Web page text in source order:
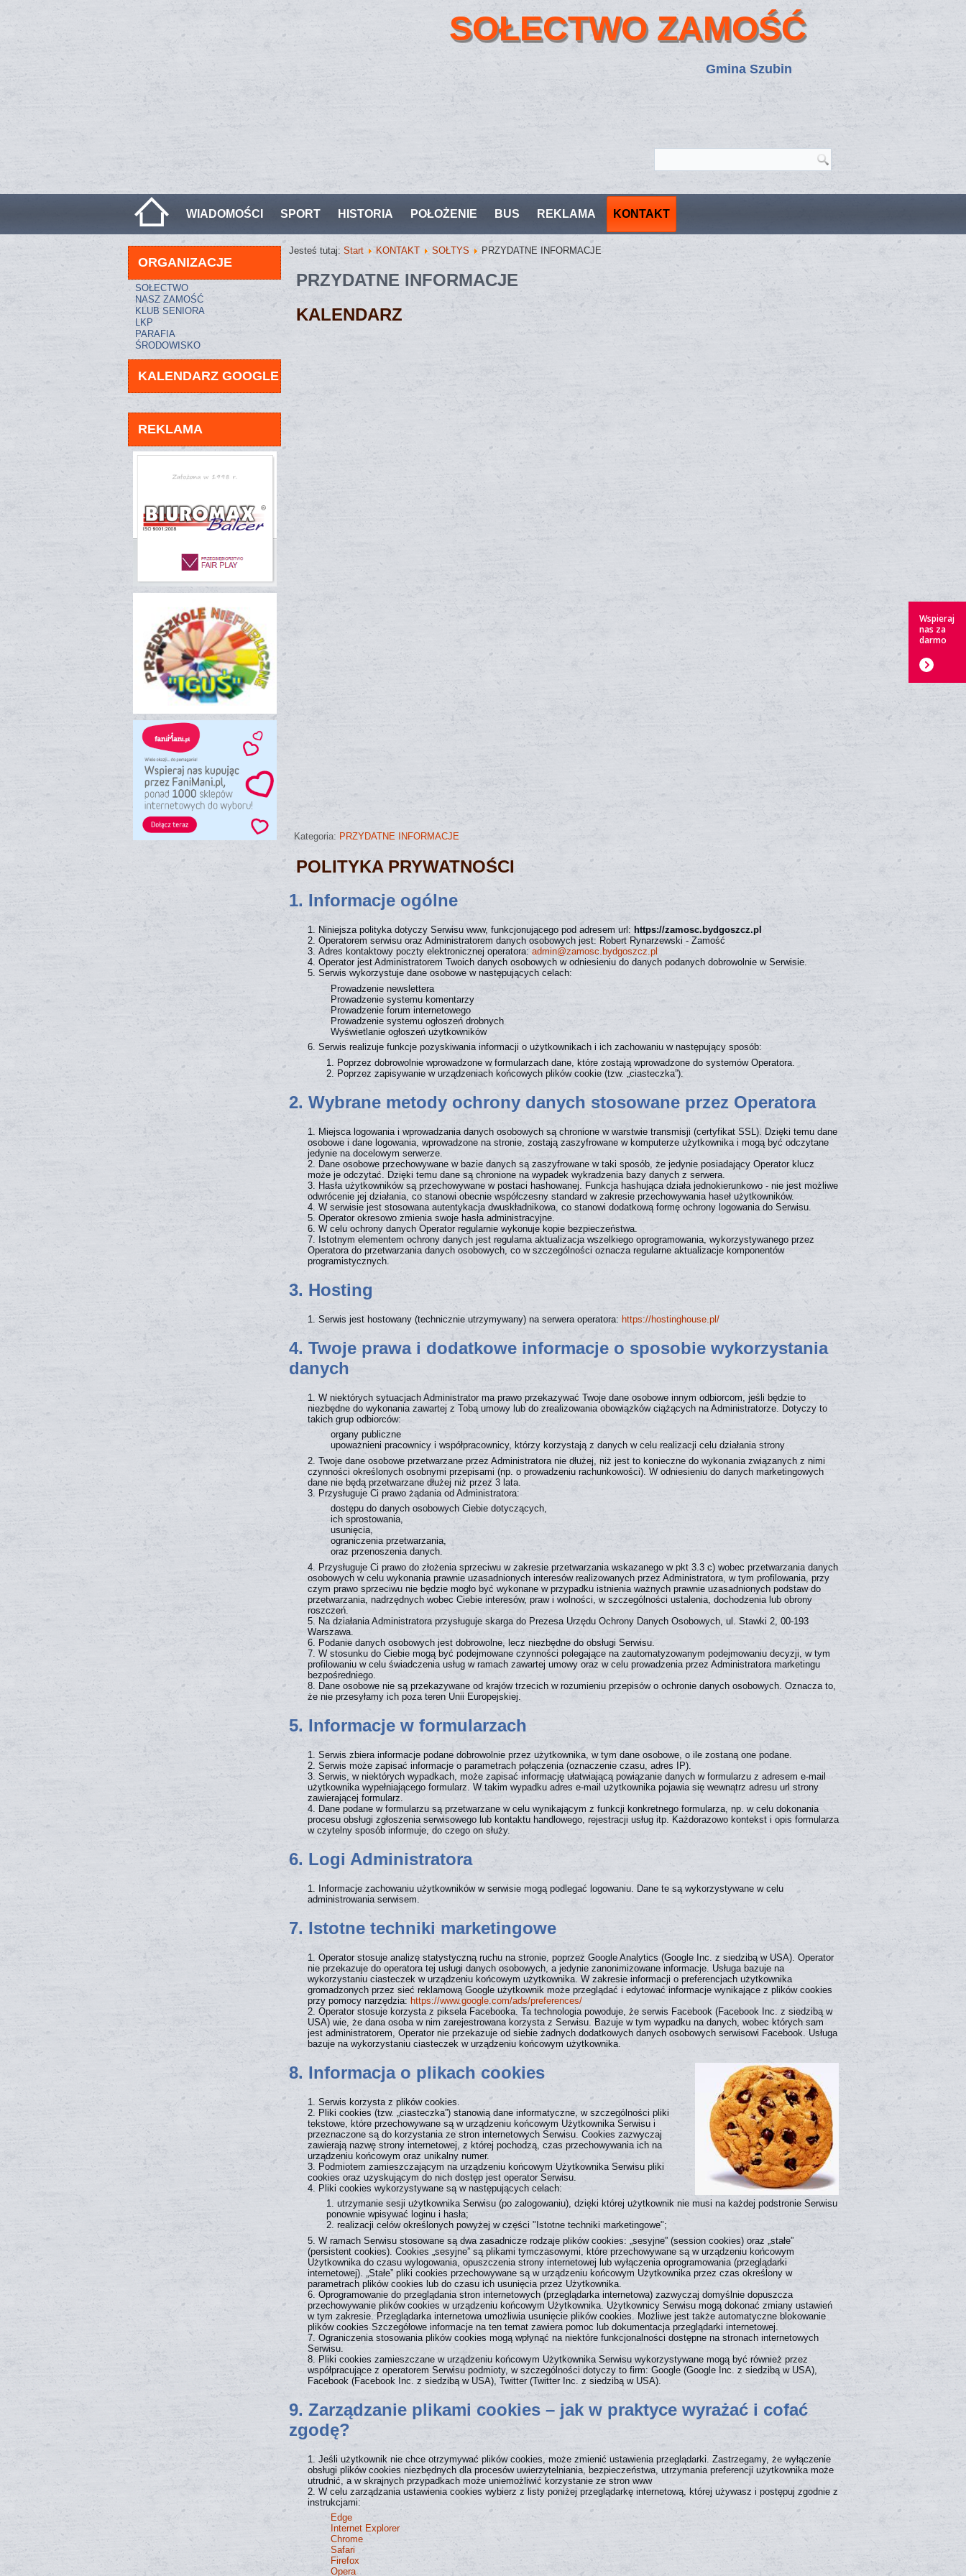
SOŁECTWO ZAMOŚĆ
Gmina Szubin
WIADOMOŚCI SPORT HISTORIA POŁOŻENIE BUS REKLAMA KONTAKT
ORGANIZACJE
SOŁECTWO
NASZ ZAMOŚĆ
KLUB SENIORA
LKP
PARAFIA
ŚRODOWISKO
KALENDARZ GOOGLE
REKLAMA
Jesteś tutaj: Start KONTAKT SOŁTYS PRZYDATNE INFORMACJE
PRZYDATNE INFORMACJE
KALENDARZ
Kategoria: PRZYDATNE INFORMACJE
POLITYKA PRYWATNOŚCI
1. Informacje ogólne
Niniejsza polityka dotyczy Serwisu www, funkcjonującego pod adresem url: https://zamosc.bydgoszcz.pl
Operatorem serwisu oraz Administratorem danych osobowych jest: Robert Rynarzewski - Zamość
Adres kontaktowy poczty elektronicznej operatora: admin@zamosc.bydgoszcz.pl
Operator jest Administratorem Twoich danych osobowych w odniesieniu do danych podanych dobrowolnie w Serwisie.
Serwis wykorzystuje dane osobowe w następujących celach:
Prowadzenie newslettera
Prowadzenie systemu komentarzy
Prowadzenie forum internetowego
Prowadzenie systemu ogłoszeń drobnych
Wyświetlanie ogłoszeń użytkowników
Serwis realizuje funkcje pozyskiwania informacji o użytkownikach i ich zachowaniu w następujący sposób:
Poprzez dobrowolnie wprowadzone w formularzach dane, które zostają wprowadzone do systemów Operatora.
Poprzez zapisywanie w urządzeniach końcowych plików cookie (tzw. „ciasteczka”).
2. Wybrane metody ochrony danych stosowane przez Operatora
Miejsca logowania i wprowadzania danych osobowych są chronione w warstwie transmisji (certyfikat SSL). Dzięki temu dane
osobowe i dane logowania, wprowadzone na stronie, zostają zaszyfrowane w komputerze użytkownika i mogą być odczytane
jedynie na docelowym serwerze.
Dane osobowe przechowywane w bazie danych są zaszyfrowane w taki sposób, że jedynie posiadający Operator klucz
może je odczytać. Dzięki temu dane są chronione na wypadek wykradzenia bazy danych z serwera.
Hasła użytkowników są przechowywane w postaci hashowanej. Funkcja hashująca działa jednokierunkowo - nie jest możliwe
odwrócenie jej działania, co stanowi obecnie współczesny standard w zakresie przechowywania haseł użytkowników.
W serwisie jest stosowana autentykacja dwuskładnikowa, co stanowi dodatkową formę ochrony logowania do Serwisu.
Operator okresowo zmienia swoje hasła administracyjne.
W celu ochrony danych Operator regularnie wykonuje kopie bezpieczeństwa.
Istotnym elementem ochrony danych jest regularna aktualizacja wszelkiego oprogramowania, wykorzystywanego przez
Operatora do przetwarzania danych osobowych, co w szczególności oznacza regularne aktualizacje komponentów
programistycznych.
3. Hosting
Serwis jest hostowany (technicznie utrzymywany) na serwera operatora: https://hostinghouse.pl/
4. Twoje prawa i dodatkowe informacje o sposobie wykorzystania
danych
W niektórych sytuacjach Administrator ma prawo przekazywać Twoje dane osobowe innym odbiorcom, jeśli będzie to
niezbędne do wykonania zawartej z Tobą umowy lub do zrealizowania obowiązków ciążących na Administratorze. Dotyczy to
takich grup odbiorców:
organy publiczne
upoważnieni pracownicy i współpracownicy, którzy korzystają z danych w celu realizacji celu działania strony
Twoje dane osobowe przetwarzane przez Administratora nie dłużej, niż jest to konieczne do wykonania związanych z nimi
czynności określonych osobnymi przepisami (np. o prowadzeniu rachunkowości). W odniesieniu do danych marketingowych
dane nie będą przetwarzane dłużej niż przez 3 lata.
Przysługuje Ci prawo żądania od Administratora:
dostępu do danych osobowych Ciebie dotyczących,
ich sprostowania,
usunięcia,
ograniczenia przetwarzania,
oraz przenoszenia danych.
Przysługuje Ci prawo do złożenia sprzeciwu w zakresie przetwarzania wskazanego w pkt 3.3 c) wobec przetwarzania danych
osobowych w celu wykonania prawnie uzasadnionych interesów realizowanych przez Administratora, w tym profilowania, przy
czym prawo sprzeciwu nie będzie mogło być wykonane w przypadku istnienia ważnych prawnie uzasadnionych podstaw do
przetwarzania, nadrzędnych wobec Ciebie interesów, praw i wolności, w szczególności ustalenia, dochodzenia lub obrony
roszczeń.
Na działania Administratora przysługuje skarga do Prezesa Urzędu Ochrony Danych Osobowych, ul. Stawki 2, 00-193
Warszawa.
Podanie danych osobowych jest dobrowolne, lecz niezbędne do obsługi Serwisu.
W stosunku do Ciebie mogą być podejmowane czynności polegające na zautomatyzowanym podejmowaniu decyzji, w tym
profilowaniu w celu świadczenia usług w ramach zawartej umowy oraz w celu prowadzenia przez Administratora marketingu
bezpośredniego.
Dane osobowe nie są przekazywane od krajów trzecich w rozumieniu przepisów o ochronie danych osobowych. Oznacza to,
że nie przesyłamy ich poza teren Unii Europejskiej.
5. Informacje w formularzach
Serwis zbiera informacje podane dobrowolnie przez użytkownika, w tym dane osobowe, o ile zostaną one podane.
Serwis może zapisać informacje o parametrach połączenia (oznaczenie czasu, adres IP).
Serwis, w niektórych wypadkach, może zapisać informację ułatwiającą powiązanie danych w formularzu z adresem e-mail
użytkownika wypełniającego formularz. W takim wypadku adres e-mail użytkownika pojawia się wewnątrz adresu url strony
zawierającej formularz.
Dane podane w formularzu są przetwarzane w celu wynikającym z funkcji konkretnego formularza, np. w celu dokonania
procesu obsługi zgłoszenia serwisowego lub kontaktu handlowego, rejestracji usług itp. Każdorazowo kontekst i opis formularza
w czytelny sposób informuje, do czego on służy.
6. Logi Administratora
Informacje zachowaniu użytkowników w serwisie mogą podlegać logowaniu. Dane te są wykorzystywane w celu
administrowania serwisem.
7. Istotne techniki marketingowe
Operator stosuje analizę statystyczną ruchu na stronie, poprzez Google Analytics (Google Inc. z siedzibą w USA). Operator
nie przekazuje do operatora tej usługi danych osobowych, a jedynie zanonimizowane informacje. Usługa bazuje na
wykorzystaniu ciasteczek w urządzeniu końcowym użytkownika. W zakresie informacji o preferencjach użytkownika
gromadzonych przez sieć reklamową Google użytkownik może przeglądać i edytować informacje wynikające z plików cookies
przy pomocy narzędzia: https://www.google.com/ads/preferences/
Operator stosuje korzysta z piksela Facebooka. Ta technologia powoduje, że serwis Facebook (Facebook Inc. z siedzibą w
USA) wie, że dana osoba w nim zarejestrowana korzysta z Serwisu. Bazuje w tym wypadku na danych, wobec których sam
jest administratorem, Operator nie przekazuje od siebie żadnych dodatkowych danych osobowych serwisowi Facebook. Usługa
bazuje na wykorzystaniu ciasteczek w urządzeniu końcowym użytkownika.
8. Informacja o plikach cookies
Serwis korzysta z plików cookies.
Pliki cookies (tzw. „ciasteczka”) stanowią dane informatyczne, w szczególności pliki
tekstowe, które przechowywane są w urządzeniu końcowym Użytkownika Serwisu i
przeznaczone są do korzystania ze stron internetowych Serwisu. Cookies zazwyczaj
zawierają nazwę strony internetowej, z której pochodzą, czas przechowywania ich na
urządzeniu końcowym oraz unikalny numer.
Podmiotem zamieszczającym na urządzeniu końcowym Użytkownika Serwisu pliki
cookies oraz uzyskującym do nich dostęp jest operator Serwisu.
Pliki cookies wykorzystywane są w następujących celach:
utrzymanie sesji użytkownika Serwisu (po zalogowaniu), dzięki której użytkownik nie musi na każdej podstronie Serwisu
ponownie wpisywać loginu i hasła;
realizacji celów określonych powyżej w części "Istotne techniki marketingowe";
W ramach Serwisu stosowane są dwa zasadnicze rodzaje plików cookies: „sesyjne” (session cookies) oraz „stałe”
(persistent cookies). Cookies „sesyjne” są plikami tymczasowymi, które przechowywane są w urządzeniu końcowym
Użytkownika do czasu wylogowania, opuszczenia strony internetowej lub wyłączenia oprogramowania (przeglądarki
internetowej). „Stałe” pliki cookies przechowywane są w urządzeniu końcowym Użytkownika przez czas określony w
parametrach plików cookies lub do czasu ich usunięcia przez Użytkownika.
Oprogramowanie do przeglądania stron internetowych (przeglądarka internetowa) zazwyczaj domyślnie dopuszcza
przechowywanie plików cookies w urządzeniu końcowym Użytkownika. Użytkownicy Serwisu mogą dokonać zmiany ustawień
w tym zakresie. Przeglądarka internetowa umożliwia usunięcie plików cookies. Możliwe jest także automatyczne blokowanie
plików cookies Szczegółowe informacje na ten temat zawiera pomoc lub dokumentacja przeglądarki internetowej.
Ograniczenia stosowania plików cookies mogą wpłynąć na niektóre funkcjonalności dostępne na stronach internetowych
Serwisu.
Pliki cookies zamieszczane w urządzeniu końcowym Użytkownika Serwisu wykorzystywane mogą być również przez
współpracujące z operatorem Serwisu podmioty, w szczególności dotyczy to firm: Google (Google Inc. z siedzibą w USA),
Facebook (Facebook Inc. z siedzibą w USA), Twitter (Twitter Inc. z siedzibą w USA).
9. Zarządzanie plikami cookies – jak w praktyce wyrażać i cofać
zgodę?
Jeśli użytkownik nie chce otrzymywać plików cookies, może zmienić ustawienia przeglądarki. Zastrzegamy, że wyłączenie
obsługi plików cookies niezbędnych dla procesów uwierzytelniania, bezpieczeństwa, utrzymania preferencji użytkownika może
utrudnić, a w skrajnych przypadkach może uniemożliwić korzystanie ze stron www
W celu zarządzania ustawienia cookies wybierz z listy poniżej przeglądarkę internetową, której używasz i postępuj zgodnie z
instrukcjami:
Edge
Internet Explorer
Chrome
Safari
Firefox
Opera
Wspieraj
nas za
darmo